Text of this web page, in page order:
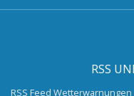
RSS
RSS Feed Wetterwarnungen